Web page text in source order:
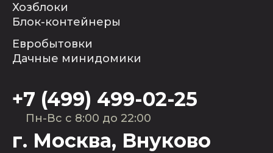
Хозблоки
Блок-контейнеры
Евробытовки
Дачные минидомики
+7 (499) 499-02-25
Пн-Вс с 8:00 до 22:00
г. Москва, Внуково